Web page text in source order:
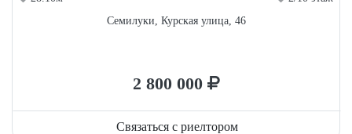
Семилуки, Курская улица, 46
2 800 000
Связаться с риелтором